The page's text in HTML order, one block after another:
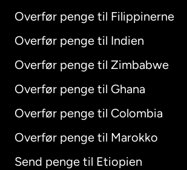
Overfør penge til Filippinerne
Overfør penge til Indien
Overfør penge til Zimbabwe
Overfør penge til Ghana
Overfør penge til Colombia
Overfør penge til Marokko
Send penge til Etiopien